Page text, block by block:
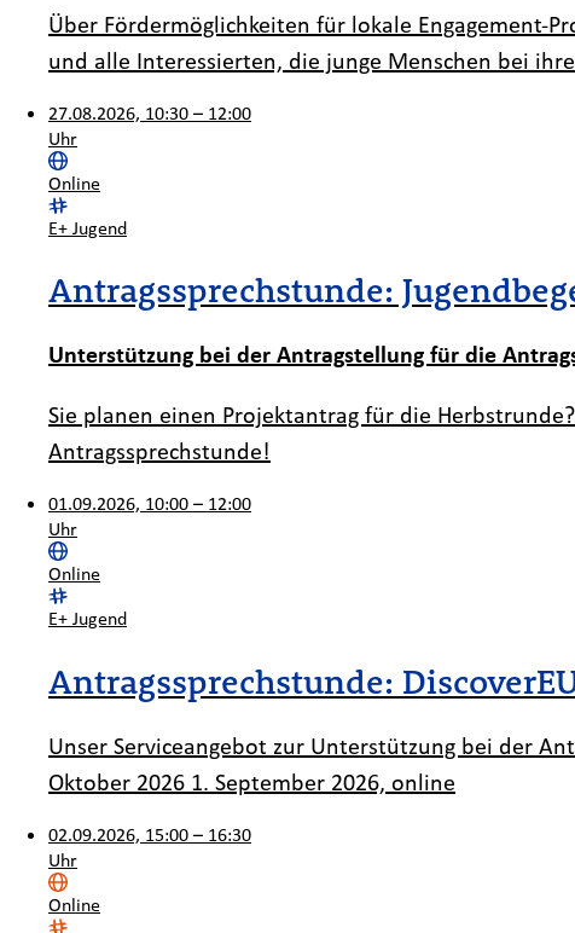
Über Fördermöglichkeiten für lokale Engagement-
und alle Interessierten, die junge Menschen bei
27.08.2026, 10:30 – 12:00
Uhr
Ort:
Online
Kategorie:
E+ Jugend
Antragssprechstunde:
Unterstützung bei der Antragstellung für die
Sie planen einen Projektantrag für die
Antragssprechstunde!
01.09.2026, 10:00 – 12:00
Uhr
Ort:
Online
Kategorie:
E+ Jugend
Antragssprechstunde:
Unser Serviceangebot zur Unterstützung bei der
Oktober 2026 1. September 2026, online
02.09.2026, 15:00 – 16:30
Uhr
Ort:
Online